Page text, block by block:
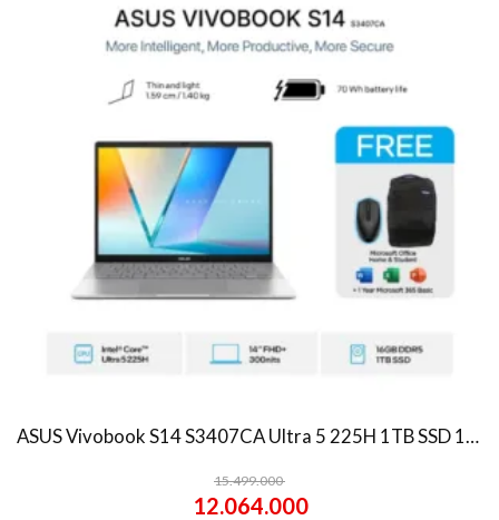
ASUS Vivobook S14 S3407CA Ultra 5 225H 1TB SSD 16GB WUXGA IPS Win11+OHS
15.499.000
12.064.000